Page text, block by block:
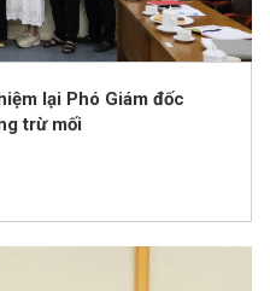
lại Phó Giám đốc
trừ mối